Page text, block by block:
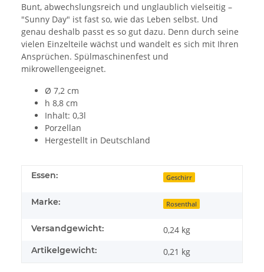
Bunt, abwechslungsreich und unglaublich vielseitig –
"Sunny Day" ist fast so, wie das Leben selbst. Und
genau deshalb passt es so gut dazu. Denn durch seine
vielen Einzelteile wächst und wandelt es sich mit Ihren
Ansprüchen. Spülmaschinenfest und
mikrowellengeeignet.
Ø 7,2 cm
h 8,8 cm
Inhalt: 0,3l
Porzellan
Hergestellt in Deutschland
Essen: Geschirr
Marke: Rosenthal
Versandgewicht: 0,24 kg
Artikelgewicht: 0,21 kg